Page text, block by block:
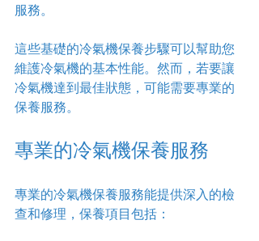
服務。
這些基礎的冷氣機保養步驟可以幫助您
維護冷氣機的基本性能。然而，若要讓
冷氣機達到最佳狀態，可能需要專業的
保養服務。
專業的冷氣機保養服務
專業的冷氣機保養服務能提供深入的檢
查和修理，保養項目包括：